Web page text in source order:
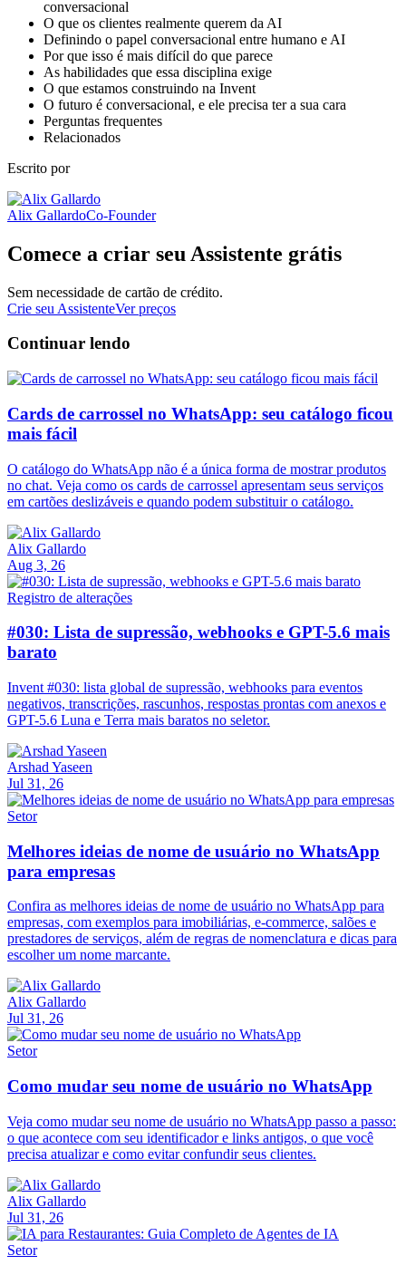
conversacional
O que os clientes realmente querem da AI
Definindo o papel conversacional entre humano e AI
Por que isso é mais difícil do que parece
As habilidades que essa disciplina exige
O que estamos construindo na Invent
O futuro é conversacional, e ele precisa ter a sua cara
Perguntas frequentes
Relacionados
Escrito por
Alix GallardoCo-Founder
Comece a criar seu Assistente grátis
Sem necessidade de cartão de crédito.
Crie seu AssistenteVer preços
Continuar lendo
Cards de carrossel no WhatsApp: seu catálogo ficou
mais fácil
O catálogo do WhatsApp não é a única forma de mostrar produtos
no chat. Veja como os cards de carrossel apresentam seus serviços
em cartões deslizáveis e quando podem substituir o catálogo.
Alix Gallardo
Aug 3, 26
Registro de alterações
#030: Lista de supressão, webhooks e GPT-5.6 mais
barato
Invent #030: lista global de supressão, webhooks para eventos
negativos, transcrições, rascunhos, respostas prontas com anexos e
GPT-5.6 Luna e Terra mais baratos no seletor.
Arshad Yaseen
Jul 31, 26
Setor
Melhores ideias de nome de usuário no WhatsApp
para empresas
Confira as melhores ideias de nome de usuário no WhatsApp para
empresas, com exemplos para imobiliárias, e-commerce, salões e
prestadores de serviços, além de regras de nomenclatura e dicas para
escolher um nome marcante.
Alix Gallardo
Jul 31, 26
Setor
Como mudar seu nome de usuário no WhatsApp
Veja como mudar seu nome de usuário no WhatsApp passo a passo:
o que acontece com seu identificador e links antigos, o que você
precisa atualizar e como evitar confundir seus clientes.
Alix Gallardo
Jul 31, 26
Setor